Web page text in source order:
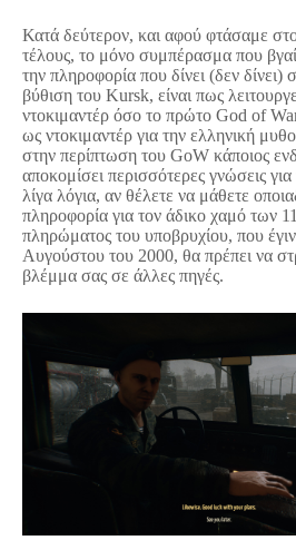
Κατά δεύτερον, και αφού φτάσαμε
τέλους, το μόνο συμπέρασμα που
την πληροφορία που δίνει (δεν δίνει)
βύθιση του Kursk, είναι πως
ντοκιμαντέρ όσο το πρώτο God of
ως ντοκιμαντέρ για την ελληνική
στην περίπτωση του GoW κάποιος
αποκομίσει περισσότερες γνώσεις
λίγα λόγια, αν θέλετε να μάθετε
πληροφορία για τον άδικο χαμό των
πληρώματος του υποβρυχίου, που
Αυγούστου του 2000, θα πρέπει να
βλέμμα σας σε άλλες πηγές.